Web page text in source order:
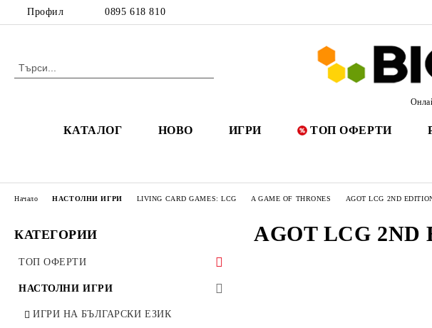
Профил 0895 618 810
КАТАЛОГ НОВО ИГРИ ТОП ОФЕРТИ
КАТЕГОРИИ
ТОП ОФЕРТИ
50 ОФЕРТИ ДО 50%
РАЗПРОДАЖБИ
НАСТОЛНИ ИГРИ
ИГРИ НА БЪЛГАРСКИ ЕЗИК
Начало НАСТОЛНИ ИГРИ LIVING CARD GAMES: LCG A GAME OF THRONES AGOT LCG 2ND
AGOT LCG 2ND